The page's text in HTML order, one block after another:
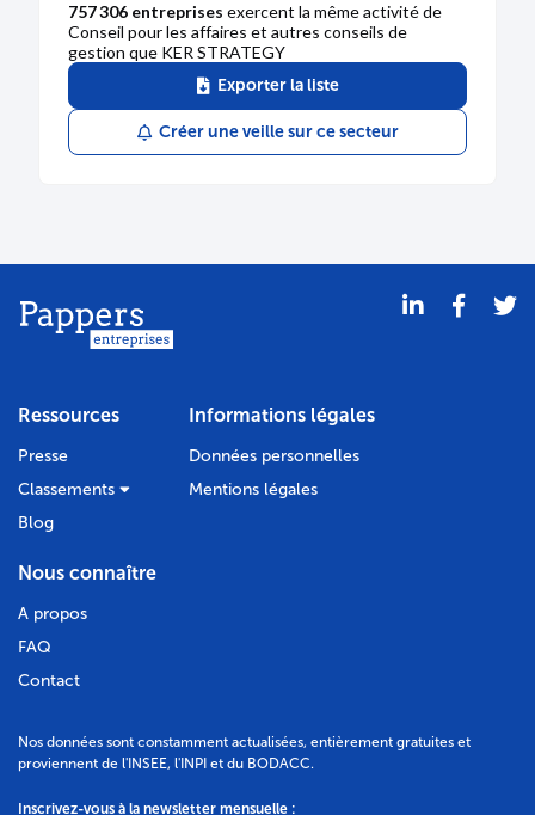
757 306 entreprises exercent la même activité de
Conseil pour les affaires et autres conseils de
gestion que KER STRATEGY
Exporter la liste
Créer une veille sur ce secteur
Ressources
Presse
Classements
Blog
Informations légales
Données personnelles
Mentions légales
Nous connaître
A propos
FAQ
Contact
Nos données sont constamment actualisées, entièrement gratuites et
proviennent de l'INSEE, l'INPI et du BODACC.
Inscrivez-vous à la newsletter mensuelle :